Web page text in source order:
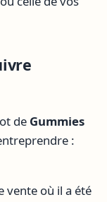
de Gummies
:
vente où il a été